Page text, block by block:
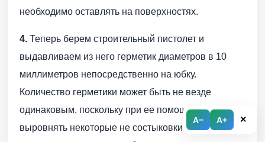
A− A+ ×
необходимо оставлять на поверхностях.
4. Теперь берем строительный пистолет и
выдавливаем из него герметик диаметров в 10
миллиметров непосредственно на юбку.
Количество герметики может быть не везде
одинаковым, поскольку при ее помощи мы может
выровнять некоторые не состыковки. В любом